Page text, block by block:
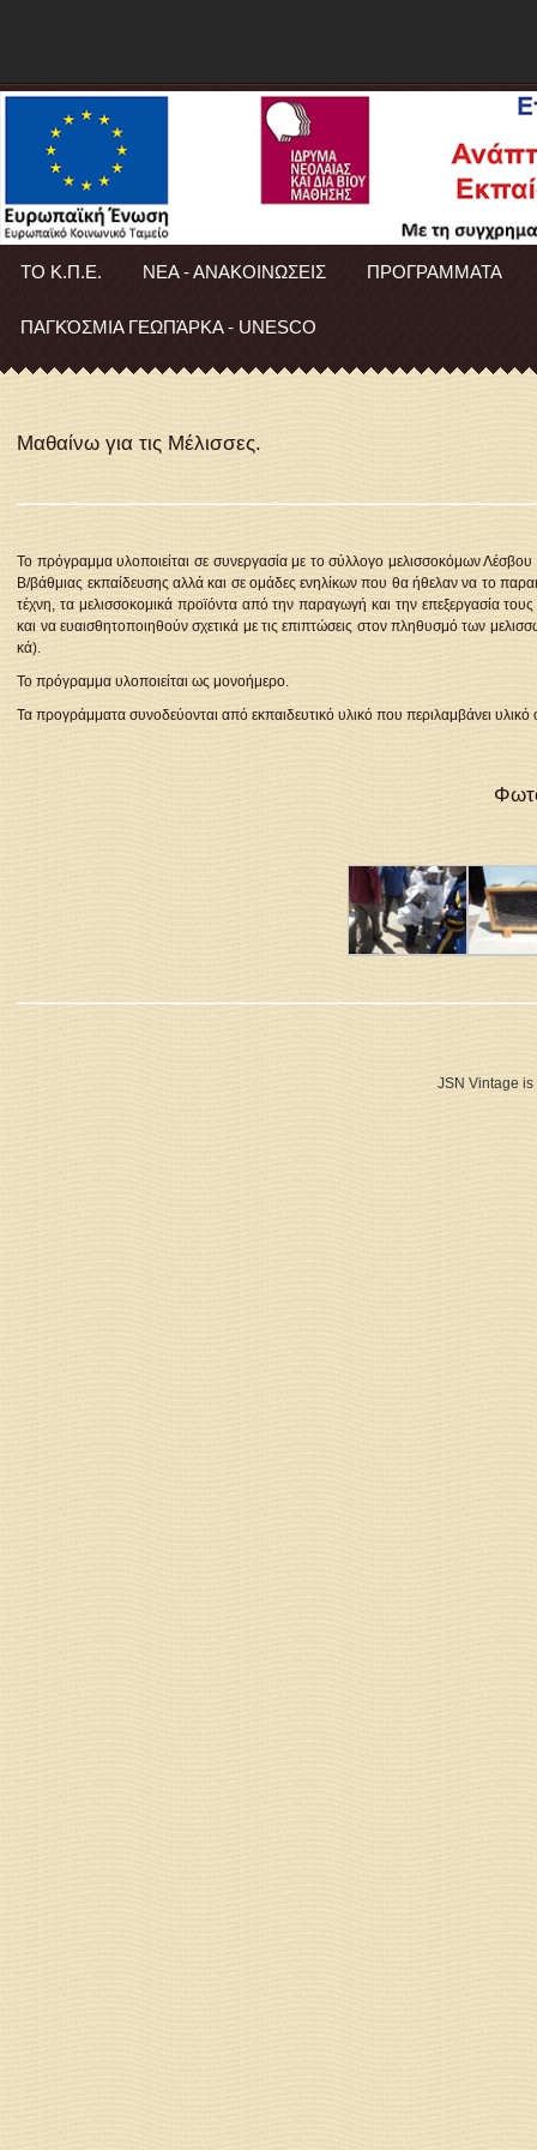
ΤΟ Κ.Π.Ε. ΝΕΑ - ΑΝΑΚΟΙΝΩΣΕΙΣ ΠΡΟΓΡΑΜΜΑΤΑ
ΠΑΓΚΌΣΜΙΑ ΓΕΩΠΆΡΚΑ - UNESCO
Μαθαίνω για τις Μέλισσες.
Το πρόγραμμα υλοποιείται σε συνεργασία με το σύλλογο μελισσοκόμων
Β/βάθμιας εκπαίδευσης αλλά και σε ομάδες ενηλίκων που θα ήθελαν να το
τέχνη, τα μελισσοκομικά προϊόντα από την παραγωγή και την επεξεργασία
και να ευαισθητοποιηθούν σχετικά με τις επιπτώσεις στον πληθυσμό των
κά).
Το πρόγραμμα υλοποιείται ως μονοήμερο.
Τα προγράμματα συνοδεύονται από εκπαιδευτικό υλικό που περιλαμβάνει
JSN Vintage